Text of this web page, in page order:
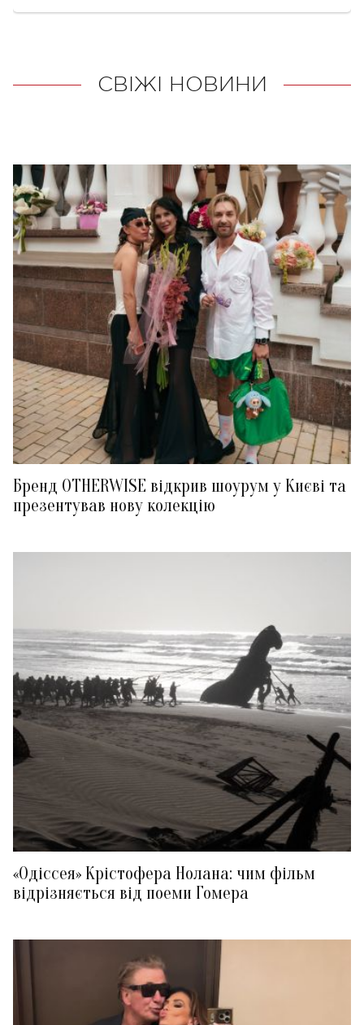
СВІЖІ НОВИНИ
Бренд OTHERWISE відкрив шоурум у Києві та
презентував нову колекцію
«Одіссея» Крістофера Нолана: чим фільм
відрізняється від поеми Гомера